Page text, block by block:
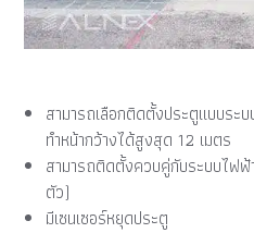
สามารถเลือกติดตั้งประตูแบบระบ
ทำหน้ากว้างได้สูงสุด 12 เมตร
สามารถติดตั้งควบคู่กับระบบไฟ
ตัว)
มีเซนเซอร์หยุดประตู